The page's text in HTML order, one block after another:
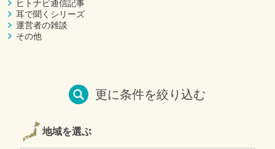
ヒトナビ通信記事
耳で聞くシリーズ
運営者の雑談
その他
更に条件を絞り込む
地域を選ぶ